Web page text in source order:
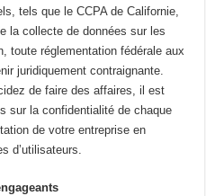
tels que le CCPA de Californie,
la collecte de données sur les
toute réglementation fédérale aux
juridiquement contraignante.
de faire des affaires, il est
sur la confidentialité de chaque
de votre entreprise en
d’utilisateurs.